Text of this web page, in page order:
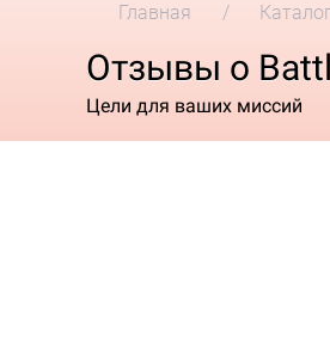
Главная
Отзывы о
Цели для ваших миссий